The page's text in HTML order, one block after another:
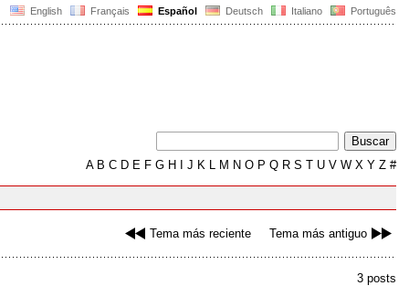
English Français Español Deutsch Italiano Português
AB C D E F G H J K L M N O P Q R S T U V W X Y Z #
Tema más reciente Tema más antiguo
3 posts